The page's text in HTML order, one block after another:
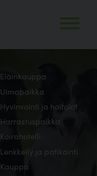
Eläinkauppa
Uimapaikka
Hyvinvointi ja hoitolat
Harrastuspaikka
Koirahotelli
Lenkkeily ja patikointi
Kauppa